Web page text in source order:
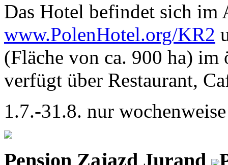
Das Hotel befindet sich im
www.PolenHotel.org/KR2
(Fläche von ca. 900 ha) im
verfügt über Restaurant,
1.7.-31.8. nur
Pension Zajazd Jurand